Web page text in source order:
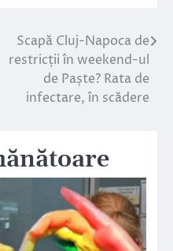
Scapă Cluj-Napoca de
restricții în weekend-ul
de Paște? Rata de
infectare, în scădere